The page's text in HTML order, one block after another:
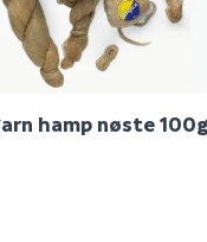
hamp nøste